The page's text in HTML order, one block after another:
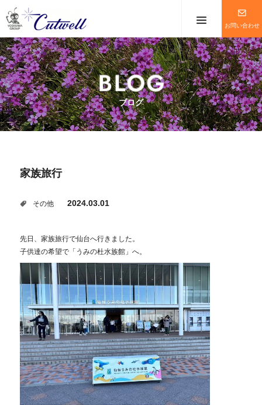
お問い合わせ
ブログ
家族旅行
その他 2024.03.01
先日、家族旅行で仙台へ行きました。
子供達の希望で「うみの杜水族館」へ。